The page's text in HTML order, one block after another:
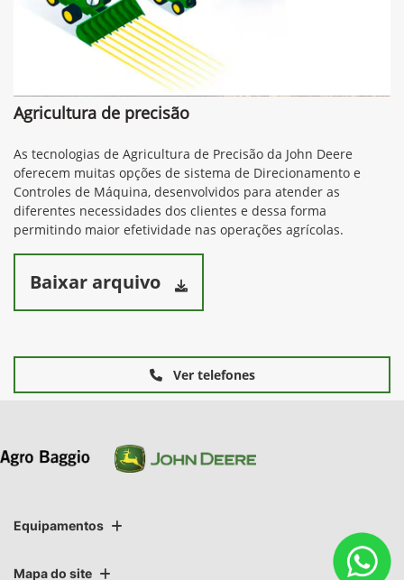
Agricultura de precisão
As tecnologias de Agricultura de Precisão da John Deere
oferecem muitas opções de sistema de Direcionamento e
Controles de Máquina, desenvolvidos para atender as
diferentes necessidades dos clientes e dessa forma
permitindo maior efetividade nas operações agrícolas.
Baixar arquivo
Ver telefones
Equipamentos
Mapa do site